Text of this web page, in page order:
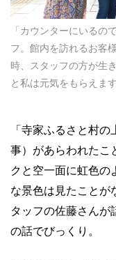
「カウンターにいるの
フ。館内を訪れるお客
時、スタッフの方が生
と私は元気をもらえます
「寺家ふるさと村
事）があらわれたこ
クと空一面に虹色の
な景色は見たことが
タッフの佐藤さんが
の話でびっくり。